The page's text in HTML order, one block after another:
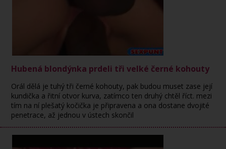
Hubená blondýnka prdeli tři velké černé kohouty
Orál dělá je tuhý tři černé kohouty, pak budou muset zase její
kundička a řitní otvor kurva, zatímco ten druhý chtěl říct. mezi
tím na ní plešatý kočička je připravena a ona dostane dvojité
penetrace, až jednou v ústech skončil